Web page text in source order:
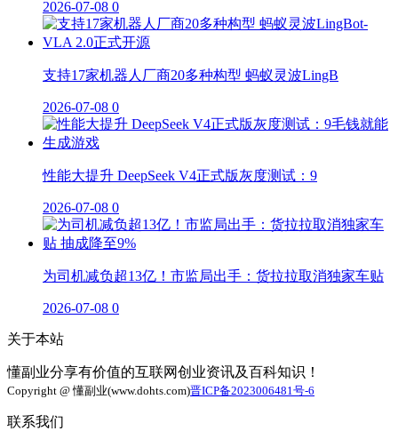
2026-07-08 0
支持17家机器人厂商20多种构型 蚂蚁灵波LingB
2026-07-08 0
性能大提升 DeepSeek V4正式版灰度测试：9
2026-07-08 0
为司机减负超13亿！市监局出手：货拉拉取消独家车贴
2026-07-08 0
关于本站
懂副业分享有价值的互联网创业资讯及百科知识！
Copyright @ 懂副业(www.dohts.com)晋ICP备2023006481号-6
联系我们